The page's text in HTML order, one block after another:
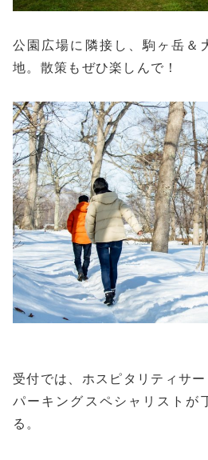
公園広場に隣接し、駒ヶ岳＆
地。散策もぜひ楽しんで！
受付では、ホスピタリティサー
パーキングスペシャリストが
る。